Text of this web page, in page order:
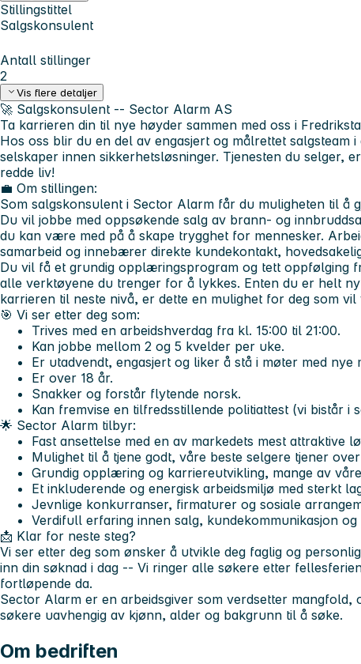
Stillingstittel
Salgskonsulent
Antall stillinger
2
Vis flere detaljer
🚀 Salgskonsulent -- Sector Alarm AS
Ta karrieren din til nye høyder sammen med oss i
Hos oss blir du en del av engasjert og målrettet salgsteam
selskaper innen sikkerhetsløsninger. Tjenesten du selger,
redde liv!
💼 Om stillingen:
Som salgskonsulent i Sector Alarm får du muligheten til å
Du vil jobbe med oppsøkende salg av brann- og
du kan være med på å skape trygghet for mennesker.
samarbeid og innebærer direkte kundekontakt,
Du vil få et grundig opplæringsprogram og tett oppfølging
alle verktøyene du trenger for å lykkes. Enten du er helt
karrieren til neste nivå, er dette en mulighet for deg som
🎯 Vi ser etter deg som:
Trives med en arbeidshverdag fra kl. 15:00 til 21:00.
Kan jobbe mellom 2 og 5 kvelder per uke.
Er utadvendt, engasjert og liker å stå i møter med nye
Er over 18 år.
Snakker og forstår flytende norsk.
Kan fremvise en tilfredsstillende politiattest (vi bistår i
🌟 Sector Alarm tilbyr:
Fast ansettelse med en av markedets mest attraktive
Mulighet til å tjene godt, våre beste selgere tjener
Grundig opplæring og karriereutvikling, mange av
Et inkluderende og energisk arbeidsmiljø med sterkt
Jevnlige konkurranser, firmaturer og sosiale
Verdifull erfaring innen salg, kundekommunikasjon og
📩 Klar for neste steg?
Vi ser etter deg som ønsker å utvikle deg faglig og
inn din søknad i dag -- Vi ringer alle søkere etter
fortløpende da.
Sector Alarm er en arbeidsgiver som verdsetter
søkere uavhengig av kjønn, alder og bakgrunn til å søke.
Om bedriften